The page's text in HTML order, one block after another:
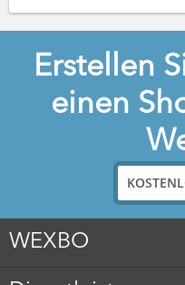
Erstellen
einen
WEXBO